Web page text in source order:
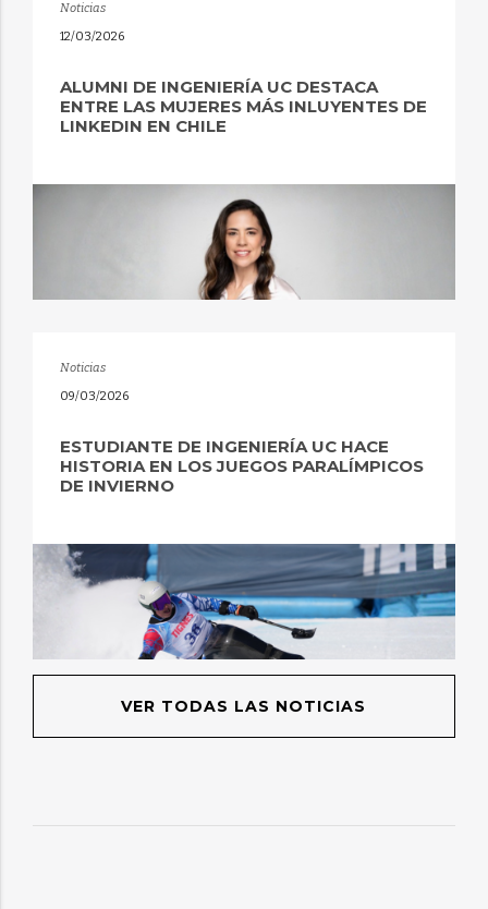
Noticias
12/03/2026
ALUMNI DE INGENIERÍA UC DESTACA
ENTRE LAS MUJERES MÁS INLUYENTES DE
LINKEDIN EN CHILE
Noticias
09/03/2026
ESTUDIANTE DE INGENIERÍA UC HACE
HISTORIA EN LOS JUEGOS PARALÍMPICOS
DE INVIERNO
VER TODAS LAS NOTICIAS